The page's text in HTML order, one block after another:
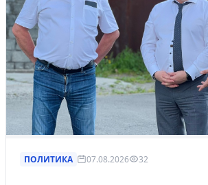
ПОЛИТИКА 07.08.2026 32